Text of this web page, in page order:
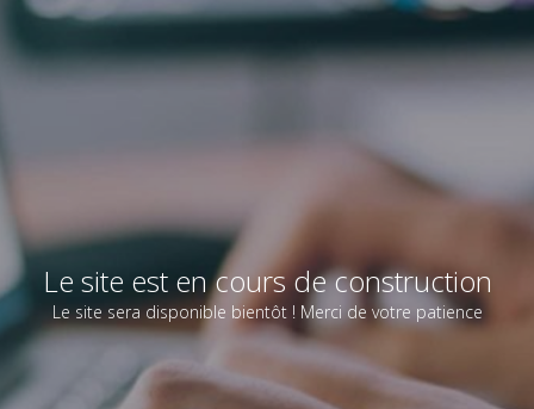
Le site est en cours de construction
Le site sera disponible bientôt ! Merci de votre patience